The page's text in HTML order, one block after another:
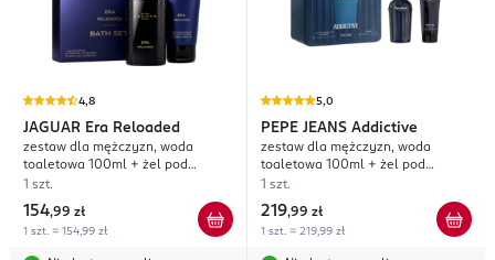
4,8
JAGUAR Era Reloaded
zestaw dla mężczyzn, woda
toaletowa 100ml + żel pod
prysznic 200ml
1 szt.
154,99 zł
1 szt. = 154,99 zł
5,0
PEPE JEANS Addictive
zestaw dla mężczyzn, woda
toaletowa 100ml + żel pod
prysznic 100ml
1 szt.
219,99 zł
1 szt. = 219,99 zł